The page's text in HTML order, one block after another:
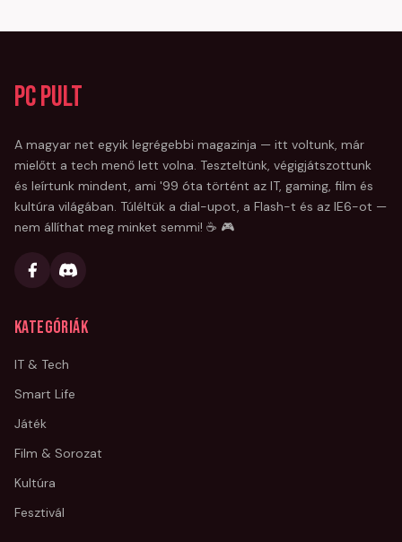
PC Pult
A magyar net egyik legrégebbi magazinja — itt voltunk, már
mielőtt a tech menő lett volna. Teszteltünk, végigjátszottunk
és leírtunk mindent, ami '99 óta történt az IT, gaming, film és
kultúra világában. Túléltük a dial-upot, a Flash-t és az IE6-ot —
nem állíthat meg minket semmi! ☕ 🎮
Kategóriák
IT & Tech
Smart Life
Játék
Film & Sorozat
Kultúra
Fesztivál